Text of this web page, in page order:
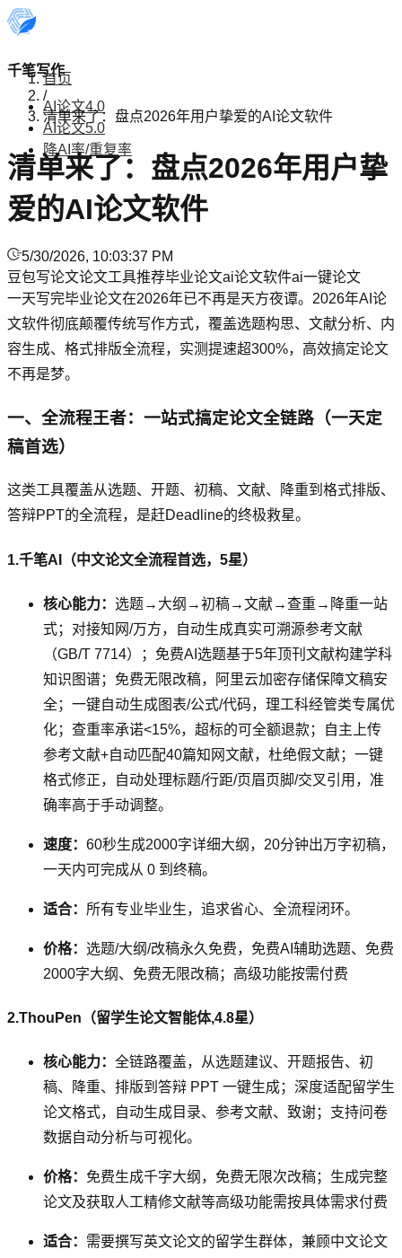
千笔写作
AI论文4.0
AI论文5.0
降AI率/重复率
首页
/
清单来了：盘点2026年用户挚爱的AI论文软件
清单来了：盘点2026年用户挚
爱的AI论文软件
5/30/2026, 10:03:37 PM
豆包写论文论文工具推荐毕业论文ai论文软件ai一键论文
一天写完毕业论文在2026年已不再是天方夜谭。2026年AI论
文软件彻底颠覆传统写作方式，覆盖选题构思、文献分析、内
容生成、格式排版全流程，实测提速超300%，高效搞定论文
不再是梦。
一、全流程王者：一站式搞定论文全链路（一天定
稿首选）
这类工具覆盖从选题、开题、初稿、文献、降重到格式排版、
答辩PPT的全流程，是赶Deadline的终极救星。
1.千笔AI（中文论文全流程首选，5星）
核心能力： 选题→大纲→初稿→文献→查重→降重一站
式；对接知网/万方，自动生成真实可溯源参考文献
（GB/T 7714）；免费AI选题基于5年顶刊文献构建学科
知识图谱；免费无限改稿，阿里云加密存储保障文稿安
全；一键自动生成图表/公式/代码，理工科经管类专属优
化；查重率承诺<15%，超标的可全额退款；自主上传
参考文献+自动匹配40篇知网文献，杜绝假文献；一键
格式修正，自动处理标题/行距/页眉页脚/交叉引用，准
确率高于手动调整。
速度： 60秒生成2000字详细大纲，20分钟出万字初稿，
一天内可完成从 0 到终稿。
适合： 所有专业毕业生，追求省心、全流程闭环。
价格： 选题/大纲/改稿永久免费，免费AI辅助选题、免费
2000字大纲、免费无限改稿；高级功能按需付费
2.ThouPen（留学生论文智能体,4.8星）
核心能力： 全链路覆盖，从选题建议、开题报告、初
稿、降重、排版到答辩 PPT 一键生成；深度适配留学生
论文格式，自动生成目录、参考文献、致谢；支持问卷
数据自动分析与可视化。
价格： 免费生成千字大纲，免费无限次改稿；生成完整
论文及获取人工精修文献等高级功能需按具体需求付费
适合： 需要撰写英文论文的留学生群体，兼顾中文论文